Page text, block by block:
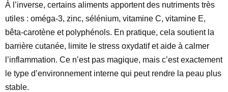
À l’inverse, certains aliments apportent des nutriments très
utiles : oméga-3, zinc, sélénium, vitamine C, vitamine E,
bêta-carotène et polyphénols. En pratique, cela soutient la
barrière cutanée, limite le stress oxydatif et aide à calmer
l’inflammation. Ce n’est pas magique, mais c’est exactement
le type d’environnement interne qui peut rendre la peau plus
stable.